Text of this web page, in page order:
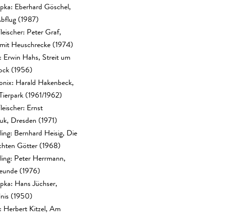
Eberhard Göschel,
(1987)
Peter Graf,
Heuschrecke (1974)
Hahs, Streit um
(1956)
Harald Hakenbeck,
(1961/1962)
Ernst
Dresden (1971)
Bernhard Heisig, Die
Götter (1968)
Peter Herrmann,
(1976)
Hans Jüchser,
(1950)
Herbert Kitzel, Am